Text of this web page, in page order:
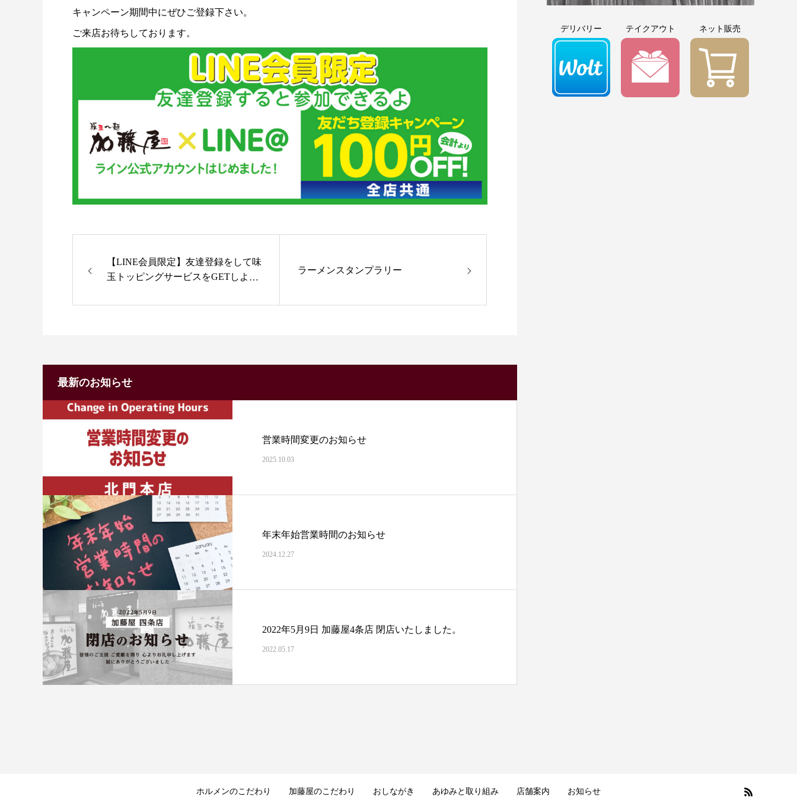
キャンペーン期間中にぜひご登録下さい。
ご来店お待ちしております。
【LINE会員限定】友達登録をして味
玉トッピングサービスをGETしよ
ラーメンスタンプラリー
最新のお知らせ
営業時間変更のお知らせ
2025.10.03
年末年始営業時間のお知らせ
2024.12.27
2022年5月9日 加藤屋4条店 閉店いたしました。
2022.05.17
デリバリー テイクアウト ネット販売
ホルメンのこだわり 加藤屋のこだわり おしながき あゆみと取り組み 店舗案内 お知らせ